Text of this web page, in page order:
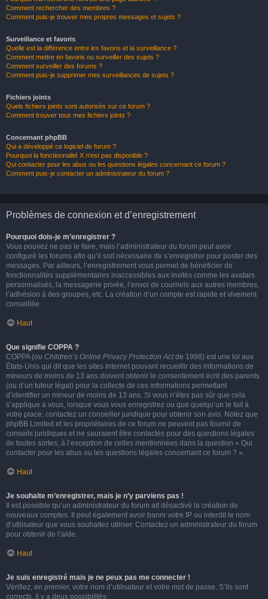
Comment rechercher des membres ?
Comment puis-je trouver mes propres messages et sujets ?
Surveillance et favoris
Quelle est la différence entre les favoris et la surveillance ?
Comment mettre en favoris ou surveiller des sujets ?
Comment surveiller des forums ?
Comment puis-je supprimer mes surveillances de sujets ?
Fichiers joints
Quels fichiers joints sont autorisés sur ce forum ?
Comment trouver tous mes fichiers joints ?
Concernant phpBB
Qui a développé ce logiciel de forum ?
Pourquoi la fonctionnalité X n’est pas disponible ?
Qui contacter pour les abus ou les questions légales concernant ce forum ?
Comment puis-je contacter un administrateur du forum ?
Problèmes de connexion et d’enregistrement
Pourquoi dois-je m’enregistrer ?
Vous pouvez ne pas le faire, mais l’administrateur du forum peut avoir
configuré les forums afin qu’il soit nécessaire de s’enregistrer pour poster des
messages. Par ailleurs, l’enregistrement vous permet de bénéficier de
fonctionnalités supplémentaires inaccessibles aux invités comme les avatars
personnalisés, la messagerie privée, l’envoi de courriels aux autres membres,
l’adhésion à des groupes, etc. La création d’un compte est rapide et vivement
conseillée.
Haut
Que signifie COPPA ?
COPPA (ou Children’s Online Privacy Protection Actde 1998) est une loi aux
États-Unis qui dit que les sites Internet pouvant recueillir des informations de
mineurs de moins de 13 ans doivent obtenir le consentement écrit des parents
(ou d’un tuteur légal) pour la collecte de ces informations permettant
d’identifier un mineur de moins de 13 ans. Si vous n’êtes pas sûr que cela
s’applique à vous, lorsque vous vous enregistrez ou que quelqu’un le fait à
votre place, contactez un conseiller juridique pour obtenir son avis. Notez que
phpBB Limited et les propriétaires de ce forum ne peuvent pas fournir de
conseils juridiques et ne sauraient être contactés pour des questions légales
de toutes sortes, à l’exception de celles mentionnées dans la question « Qui
contacter pour les abus ou les questions légales concernant ce forum ? ».
Haut
Je souhaite m’enregistrer, mais je n’y parviens pas !
Il est possible qu’un administrateur du forum ait désactivé la création de
nouveaux comptes. Il peut également avoir banni votre IP ou interdit le nom
d’utilisateur que vous souhaitez utiliser. Contactez un administrateur du forum
pour obtenir de l’aide.
Haut
Je suis enregistré mais je ne peux pas me connecter !
Vérifiez, en premier, votre nom d’utilisateur et votre mot de passe. S’ils sont
corrects, il y a deux possibilités :